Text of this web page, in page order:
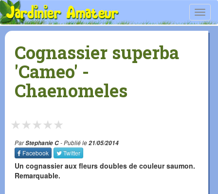
Cognassier superba
'Cameo' -
Chaenomeles
★
★
★
★
★
ParStephanie C- Publié le21/05/2014
Facebook
Twitter
Un cognassier aux fleurs doubles de couleur saumon.
Remarquable.